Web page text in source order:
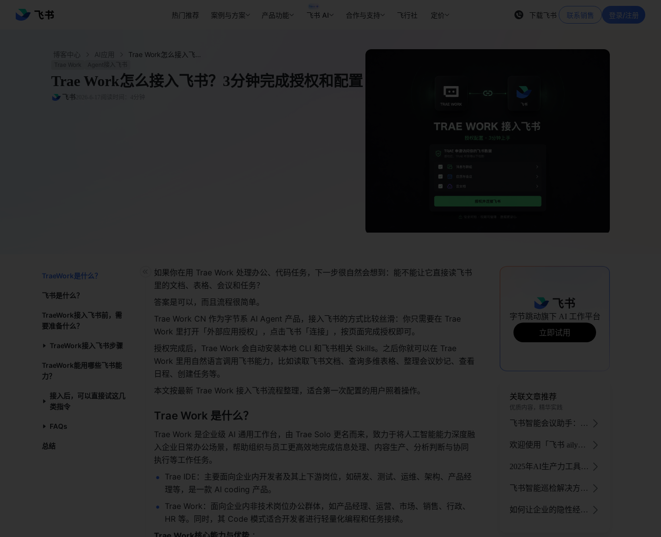
热门推荐 案例与方案 产品功能 飞书 AI 合作与支持 飞行社 定价 下载飞书 联系销售 登录/注册
博客中心 AI应用 Trae Work怎么接入飞书？3分钟完成授权和配置 - 飞书官网
Trae Work Agent接入飞书
Trae Work怎么接入飞书？3分钟完成授权和配置
飞书
TraeWork是什么？​
飞书是什么？​
TraeWork接入飞书前，需
要准备什么？​
TraeWork接入飞书步骤​
TraeWork能用哪些飞书能
力？​
接入后，可以直接试这几
类指令​
FAQs​
总结​
如果你在用 Trae Work 处理办公、代码任务，下一步很自然会想到：能不能让它直接读飞书
里的文档、表格、会议和任务？
答案是可以，而且流程很简单。
Trae Work CN 作为字节系 AI Agent 产品，接入飞书的方式比较丝滑：你只需要在 Trae
Work 里打开「外部应用授权」，点击飞书「连接」，按页面完成授权即可。
授权完成后，Trae Work 会自动安装本地 CLI 和飞书相关 Skills。之后你就可以在 Trae
Work 里用自然语言调用飞书能力，比如读取飞书文档、查询多维表格、整理会议妙记、查看
日程、创建任务等。
本文按最新 Trae Work 接入飞书流程整理，适合第一次配置的用户照着操作。
Trae Work 是什么？
Trae Work 是企业级 AI 通用工作台，由 Trae Solo 更名而来，致力于将人工智能能力深度融
入企业日常办公场景，帮助组织与员工更高效地完成信息处理、内容生产、分析判断与协同
执行等工作任务。
Trae IDE：主要面向企业内开发者及其上下游岗位，如研发、测试、运维、架构、产品经
理等，是一款 AI coding 产品。
Trae Work：面向企业内非技术岗位办公群体，如产品经理、运营、市场、销售、行政、
HR 等。同时，其 Code 模式适合开发者进行轻量化编程和任务接续。
字节跳动旗下 AI 工作平台
立即试用
关联文章推荐
优质内容，精华实践
飞书智能会议助手：AI 助力全流程，提升会议效率与体验
欢迎使用「飞书 aily」：企业级智能体开发平台，定制你的AI专属工作助手 - 飞书官网
2025年AI生产力工具与DeepSeek协同解决方案
飞书智能巡检解决方案：零代码免费搭建，AI识别助力降本增效 - 飞书官网
如何让企业的隐性经验变成人人可用的知识？飞书知识问答助力打造企业智库！ - 飞书官网